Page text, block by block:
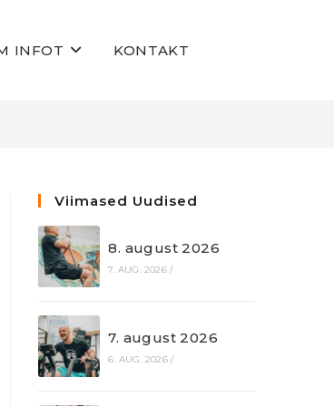
INFOT KONTAKT
Viimased Uudised
8. august 2026
7. AUG. 2026 /
7. august 2026
6. AUG. 2026 /